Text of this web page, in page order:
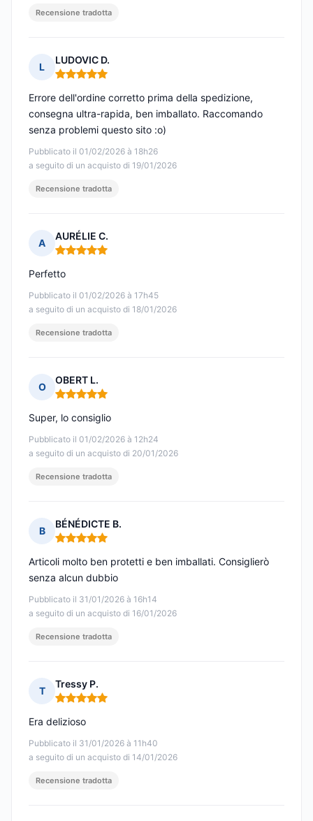
Recensione tradotta
L
LUDOVIC D.
Nota: 5 su 5
Pubblicato il 01/02/2026 à 18h26
a seguito di un acquisto di 19/01/2026
Errore dell'ordine corretto prima della spedizione,
consegna ultra-rapida, ben imballato. Raccomando
senza problemi questo sito :o)
Recensione tradotta
A
AURÉLIE C.
Nota: 5 su 5
Pubblicato il 01/02/2026 à 17h45
a seguito di un acquisto di 18/01/2026
Perfetto
Recensione tradotta
O
OBERT L.
Nota: 5 su 5
Pubblicato il 01/02/2026 à 12h24
a seguito di un acquisto di 20/01/2026
Super, lo consiglio
Recensione tradotta
B
BÉNÉDICTE B.
Nota: 5 su 5
Pubblicato il 31/01/2026 à 16h14
a seguito di un acquisto di 16/01/2026
Articoli molto ben protetti e ben imballati. Consiglierò
senza alcun dubbio
Recensione tradotta
T
Tressy P.
Nota: 5 su 5
Pubblicato il 31/01/2026 à 11h40
a seguito di un acquisto di 14/01/2026
Era delizioso
Recensione tradotta